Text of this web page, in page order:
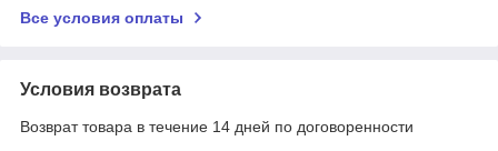
Все условия оплаты
Условия возврата
Возврат товара в течение 14 дней по договоренности